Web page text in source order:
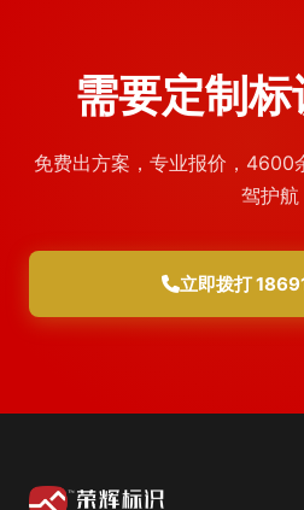
需要定制标
免费出方案，专业报价，4600
驾护航
立即拨打